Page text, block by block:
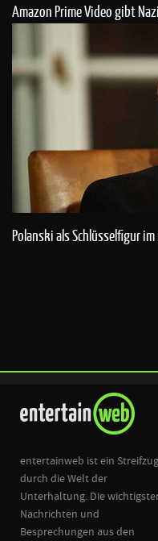
Amazon Prime Video gibt
Polanski als Schlüsselfigur
entertainweb ist ein Streifzug
durch die Welt der
Unterhaltung. Die
Nachrichten und
Besprechungen aus den